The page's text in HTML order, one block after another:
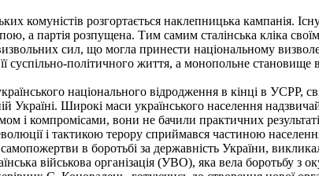
комуністів розгортається наклепницька кампанія.
а партія розпущена. Тим самим сталінська кліка
сил, що могла принести національному
суспільно-політичного життя, а монопольне
національного відродження в кінці в УСРР,
Широкі маси українського населення
і компромісами, вони не бачили практичних
і тактикою терору сприймався частиною
в боротьбі за державність України,
військова організація (УВО), яка вела боротьбу з